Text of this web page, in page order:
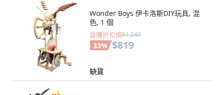
Wonder Boys 伊卡洛斯DIY玩具, 混
色, 1 個
首購折扣價$1,240
33% $819
缺貨